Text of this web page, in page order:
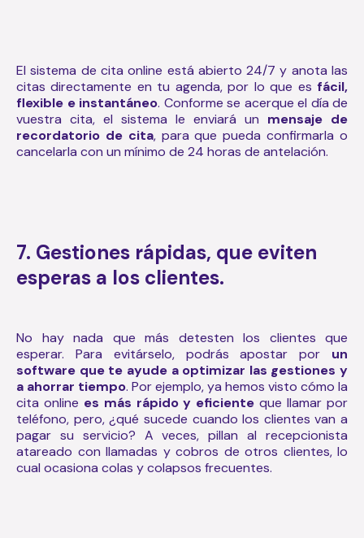
El sistema de cita online está abierto 24/7 y anota las
citas directamente en tu agenda, por lo que es fácil,
flexible e instantáneo. Conforme se acerque el día de
vuestra cita, el sistema le enviará un mensaje de
recordatorio de cita, para que pueda confirmarla o
cancelarla con un mínimo de 24 horas de antelación.
7. Gestiones rápidas, que eviten
esperas a los clientes.
No hay nada que más detesten los clientes que
esperar. Para evitárselo, podrás apostar por un
software que te ayude a optimizar las gestiones y
a ahorrar tiempo. Por ejemplo, ya hemos visto cómo la
cita online es más rápido y eficiente que llamar por
teléfono, pero, ¿qué sucede cuando los clientes van a
pagar su servicio? A veces, pillan al recepcionista
atareado con llamadas y cobros de otros clientes, lo
cual ocasiona colas y colapsos frecuentes.